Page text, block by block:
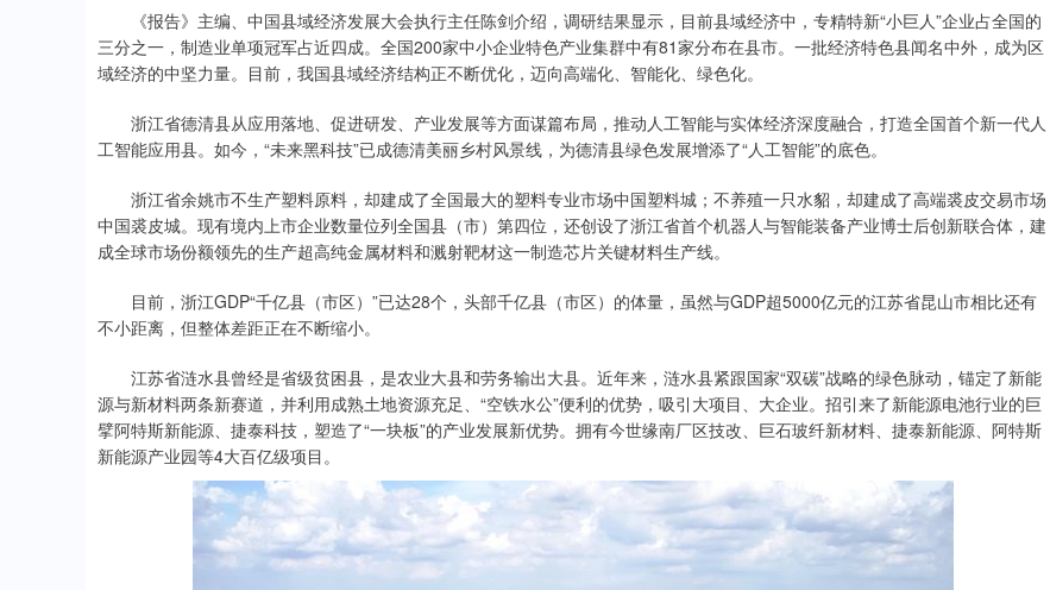
《报告》主编、中国县域经济发展大会执行主任陈剑介绍，调研结果显示，目前县域经济中，专精特新“小巨人”企业占全国的
三分之一，制造业单项冠军占近四成。全国200家中小企业特色产业集群中有81家分布在县市。一批经济特色县闻名中外，成为区
域经济的中坚力量。目前，我国县域经济结构正不断优化，迈向高端化、智能化、绿色化。
浙江省德清县从应用落地、促进研发、产业发展等方面谋篇布局，推动人工智能与实体经济深度融合，打造全国首个新一代人
工智能应用县。如今，“未来黑科技”已成德清美丽乡村风景线，为德清县绿色发展增添了“人工智能”的底色。
浙江省余姚市不生产塑料原料，却建成了全国最大的塑料专业市场中国塑料城；不养殖一只水貂，却建成了高端裘皮交易市场
中国裘皮城。现有境内上市企业数量位列全国县（市）第四位，还创设了浙江省首个机器人与智能装备产业博士后创新联合体，建
成全球市场份额领先的生产超高纯金属材料和溅射靶材这一制造芯片关键材料生产线。
目前，浙江GDP“千亿县（市区）”已达28个，头部千亿县（市区）的体量，虽然与GDP超5000亿元的江苏省昆山市相比还有
不小距离，但整体差距正在不断缩小。
江苏省涟水县曾经是省级贫困县，是农业大县和劳务输出大县。近年来，涟水县紧跟国家“双碳”战略的绿色脉动，锚定了新能
源与新材料两条新赛道，并利用成熟土地资源充足、“空铁水公”便利的优势，吸引大项目、大企业。招引来了新能源电池行业的巨
擘阿特斯新能源、捷泰科技，塑造了“一块板”的产业发展新优势。拥有今世缘南厂区技改、巨石玻纤新材料、捷泰新能源、阿特斯
新能源产业园等4大百亿级项目。